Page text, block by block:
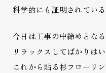
科学的にも証明されている
今日は工事の中締めとな
リラックスしてばかりは
これから貼る杉フローリ